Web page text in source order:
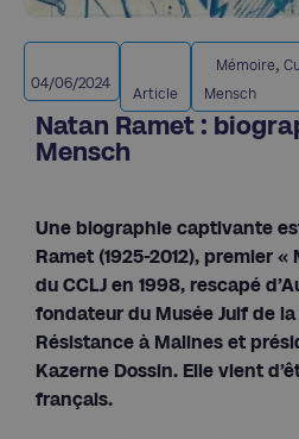
04/06/2024
Article
Mémoire,
Mensch
Natan Ramet :
Mensch
Une biographie captivante
Ramet (1925-2012), premier «
du CCLJ en 1998, rescapé
fondateur du Musée Juif de
Résistance à Malines et
Kazerne Dossin. Elle vient
français.